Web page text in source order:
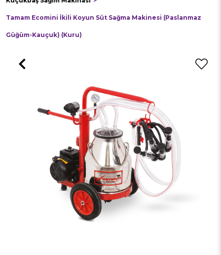
Tamam Ecomini İkili Koyun Süt Sağma Makinesi (Paslanmaz
Güğüm-Kauçuk) (Kuru)